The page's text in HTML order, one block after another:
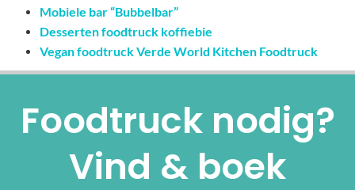
Mobiele bar “Bubbelbar”
Desserten foodtruck koffiebie
Vegan foodtruck Verde World Kitchen Foodtruck
Foodtruck nodig?
Vind & boek